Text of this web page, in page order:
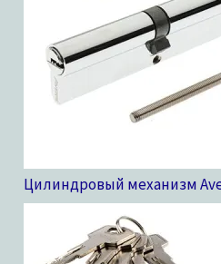
Цилиндровый механизм